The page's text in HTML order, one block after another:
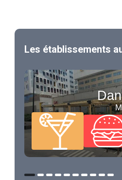
Les établissements